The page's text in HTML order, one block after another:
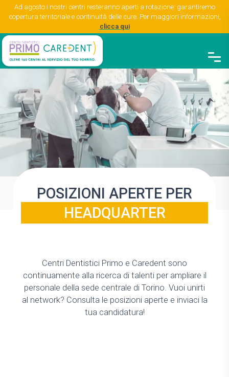
Ad agosto i nostri centri resteranno aperti a rotazione: garantiremo
copertura territoriale e continuità delle cure. Per maggiori informazioni,
clicca qui
POSIZIONI APERTE PER
HEADQUARTER
Centri Dentistici Primo e Caredent sono
continuamente alla ricerca di talenti per ampliare il
personale della sede centrale di Torino. Vuoi unirti
al network? Consulta le posizioni aperte e inviaci la
tua candidatura!